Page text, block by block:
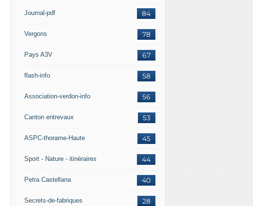
84
Journal-pdf
78
Vergons
67
Pays A3V
58
flash-info
56
Association-verdon-info
53
Canton entrevaux
45
ASPC-thorame-Haute
44
Sport - Nature - itinéraires
40
Petra Castellana
28
Secrets-de-fabriques